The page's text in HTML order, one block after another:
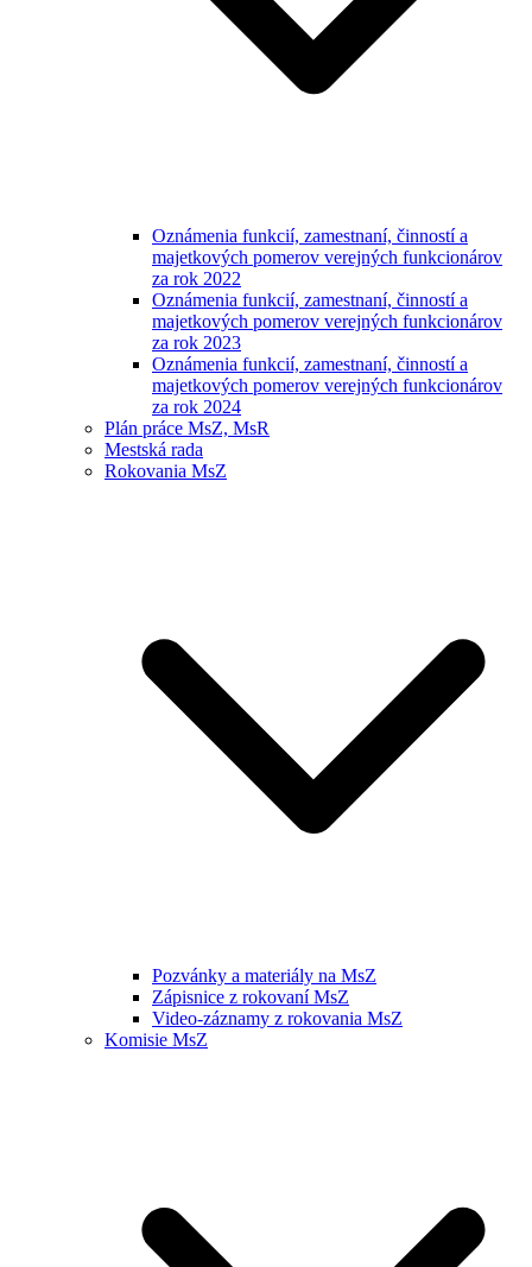
Oznámenia funkcií, zamestnaní, činností a
majetkových pomerov verejných funkcionárov
za rok 2022
Oznámenia funkcií, zamestnaní, činností a
majetkových pomerov verejných funkcionárov
za rok 2023
Oznámenia funkcií, zamestnaní, činností a
majetkových pomerov verejných funkcionárov
za rok 2024
Plán práce MsZ, MsR
Mestská rada
Rokovania MsZ
Pozvánky a materiály na MsZ
Zápisnice z rokovaní MsZ
Video-záznamy z rokovania MsZ
Komisie MsZ